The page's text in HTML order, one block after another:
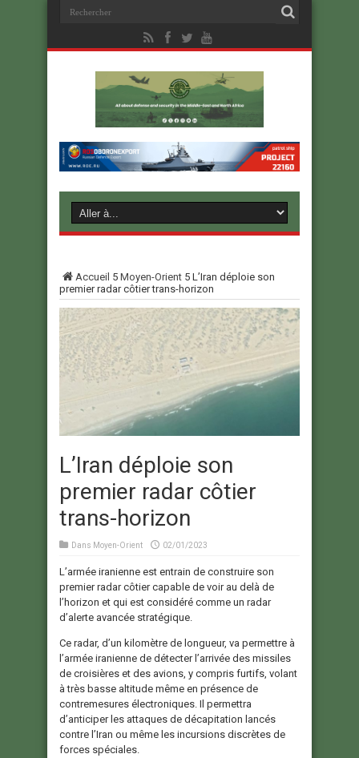
Accueil 5 Moyen-Orient 5 L’Iran déploie son
premier radar côtier trans-horizon
L’Iran déploie son
premier radar côtier
trans-horizon
Dans Moyen-Orient 02/01/2023
L’armée iranienne est entrain de construire son
premier radar côtier capable de voir au delà de
l’horizon et qui est considéré comme un radar
d’alerte avancée stratégique.
Ce radar, d’un kilomètre de longueur, va permettre à
l’armée iranienne de détecter l’arrivée des missiles
de croisières et des avions, y compris furtifs, volant
à très basse altitude même en présence de
contremesures électroniques. Il permettra
d’anticiper les attaques de décapitation lancés
contre l’Iran ou même les incursions discrètes de
forces spéciales.